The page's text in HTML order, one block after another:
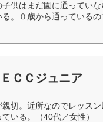
子供はまだ園に通ってい
る。０歳から通っている
ＥＣＣジュニア
親切。近所なのでレッス
ている。（40代／女性）